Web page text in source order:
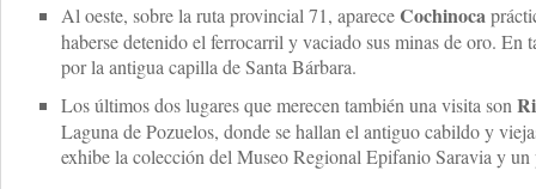
Al oeste, sobre la ruta provincial 71, apareceCochinoca
haberse detenido el ferrocarril y vaciado sus minas de oro. En
por la antigua capilla de Santa Bárbara.
Los últimos dos lugares que merecen también una visita son
Laguna de Pozuelos, donde se hallan el antiguo cabildo y
exhibe la colección del Museo Regional Epifanio Saravia y